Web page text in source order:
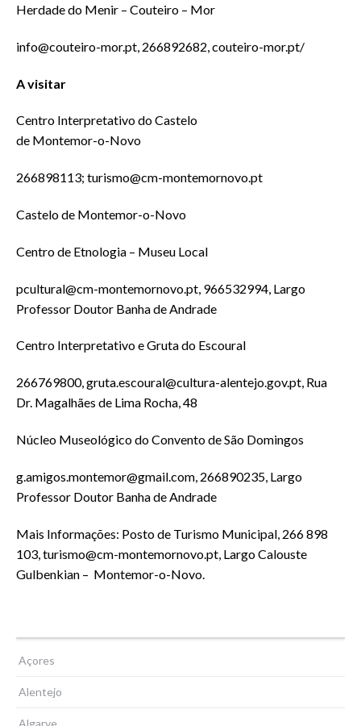
Herdade do Menir – Couteiro – Mor
info@couteiro-mor.pt, 266892682, couteiro-mor.pt/
A visitar
Centro Interpretativo do Castelo
de Montemor-o-Novo
266898113; turismo@cm-montemornovo.pt
Castelo de Montemor-o-Novo
Centro de Etnologia – Museu Local
pcultural@cm-montemornovo.pt, 966532994, Largo
Professor Doutor Banha de Andrade
Centro Interpretativo e Gruta do Escoural
266769800, gruta.escoural@cultura-alentejo.gov.pt, Rua
Dr. Magalhães de Lima Rocha, 48
Núcleo Museológico do Convento de São Domingos
g.amigos.montemor@gmail.com, 266890235, Largo
Professor Doutor Banha de Andrade
Mais Informações: Posto de Turismo Municipal, 266 898
103, turismo@cm-montemornovo.pt, Largo Calouste
Gulbenkian – Montemor-o-Novo.
Açores
Alentejo
Algarve